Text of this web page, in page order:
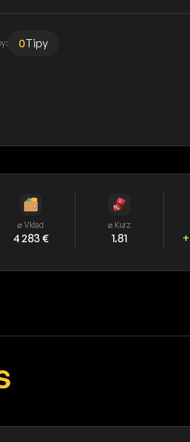
0Tipy
⌀ Vklad
4 283 €
⌀ Kurz
1.81